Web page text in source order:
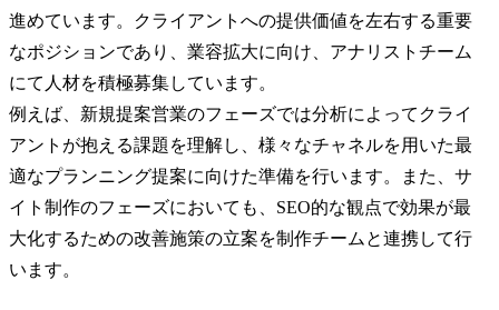
進めています。クライアントへの提供価値を左右する重要
なポジションであり、業容拡大に向け、アナリストチーム
にて人材を積極募集しています。
例えば、新規提案営業のフェーズでは分析によってクライ
アントが抱える課題を理解し、様々なチャネルを用いた最
適なプランニング提案に向けた準備を行います。また、サ
イト制作のフェーズにおいても、SEO的な観点で効果が最
大化するための改善施策の立案を制作チームと連携して行
います。